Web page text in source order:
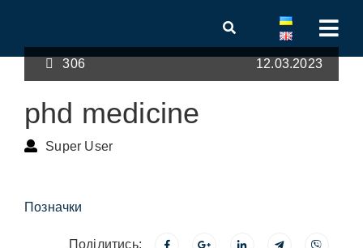
306 12.03.2023
phd medicine
Super User
Позначки
Поділитись: